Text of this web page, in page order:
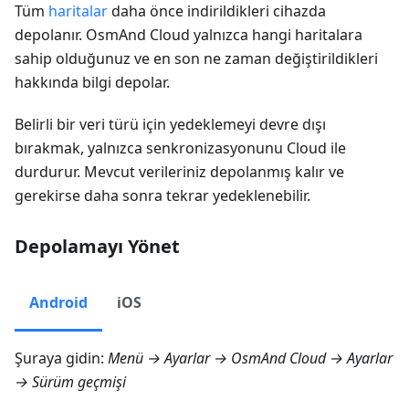
Tüm haritalardaha önce indirildikleri cihazda
depolanır. OsmAnd Cloud yalnızca hangi haritalara
sahip olduğunuz ve en son ne zaman değiştirildikleri
hakkında bilgi depolar.
Belirli bir veri türü için yedeklemeyi devre dışı
bırakmak, yalnızca senkronizasyonunu Cloud ile
durdurur. Mevcut verileriniz depolanmış kalır ve
gerekirse daha sonra tekrar yedeklenebilir.
Depolamayı Yönet
Android iOS
Şuraya gidin: Menü → Ayarlar → OsmAnd Cloud → Ayarlar
→ Sürüm geçmişi